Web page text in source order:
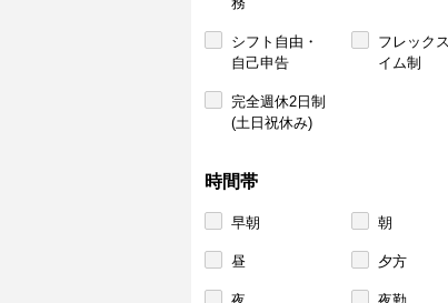
シフト自由・
自己申告
フレック
イム制
完全週休2日制
(土日祝休み)
時間帯
早朝 朝
昼 夕方